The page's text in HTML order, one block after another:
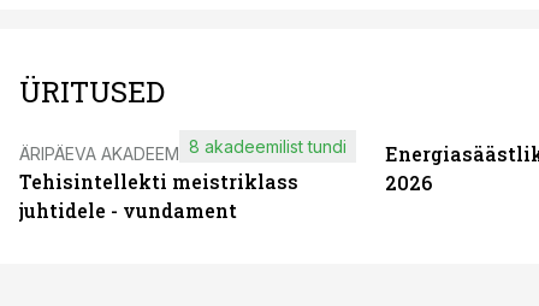
ÜRITUSED
ÄRIPÄEVA AKADEEMIA
Tehisintellekti meistriklass
juhtidele - vundament
8 akadeemilist tundi
2026